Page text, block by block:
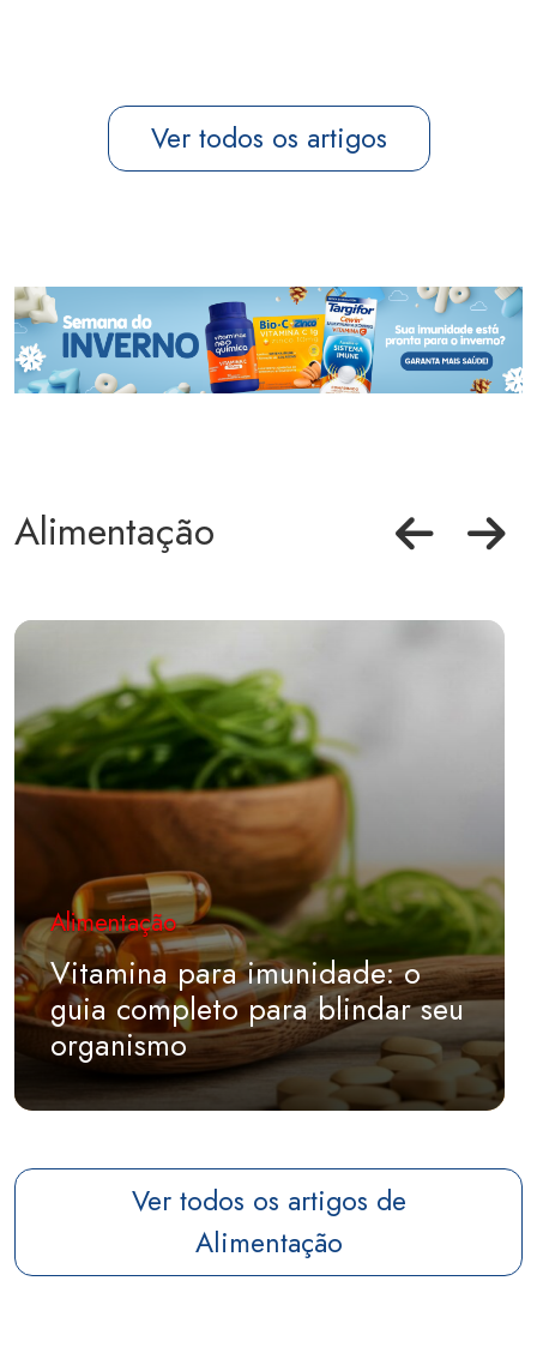
Ver todos os artigos
Alimentação
Alimentação
Vitamina para imunidade: o
guia completo para blindar seu
organismo
Ver todos os artigos de
Alimentação